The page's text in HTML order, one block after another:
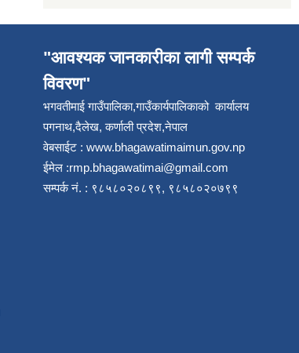
"आवश्यक जानकारीका लागी सम्पर्क
विवरण"
भगवतीमाई गाउँपालिका,गाउँकार्यपालिकाको कार्यालय
पगनाथ,दैलेख, कर्णाली प्रदेश,नेपाल
वेबसाईट : www.bhagawatimaimun.gov.np
ईमेल :rmp.bhagawatimai@gmail.com
सम्पर्क नं. : ९८५८०२०८९९, ९८५८०२०७९९